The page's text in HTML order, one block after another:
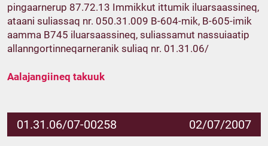
pingaarnerup 87.72.13 Immikkut ittumik iluarsaassineq,
ataani suliassaq nr. 050.31.009 B-604-mik, B-605-imik
aamma B745 iluarsaassineq, suliassamut nassuiaatip
allanngortinneqarneranik suliaq nr. 01.31.06/
Aalajangiineq takuuk
01.31.06/07-00258 02/07/2007